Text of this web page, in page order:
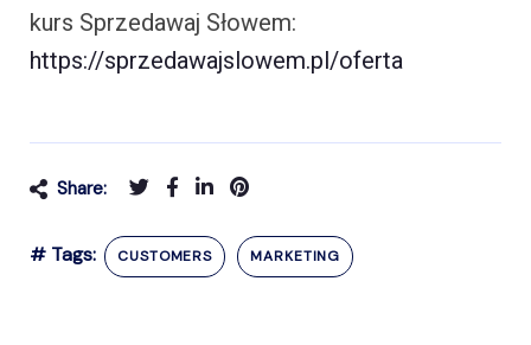
kurs Sprzedawaj Słowem:
https://sprzedawajslowem.pl/oferta
Share:
# Tags: CUSTOMERS MARKETING